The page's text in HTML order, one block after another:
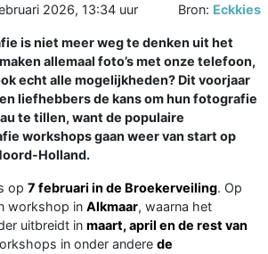
2026, 13:34 uur Bron: Eckkies
is niet meer weg te denken uit het
allemaal foto’s met onze telefoon,
echt alle mogelijkheden? Dit voorjaar
liefhebbers de kans om hun fotografie
te tillen, want de populaire
workshops gaan weer van start op
Holland.
op 7 februari in de Broekerveiling. Op
workshop in Alkmaar, waarna het
uitbreidt in maart, april en de rest van
in onder andere de